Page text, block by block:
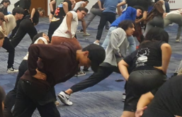
FAQS – EDUCATIONS